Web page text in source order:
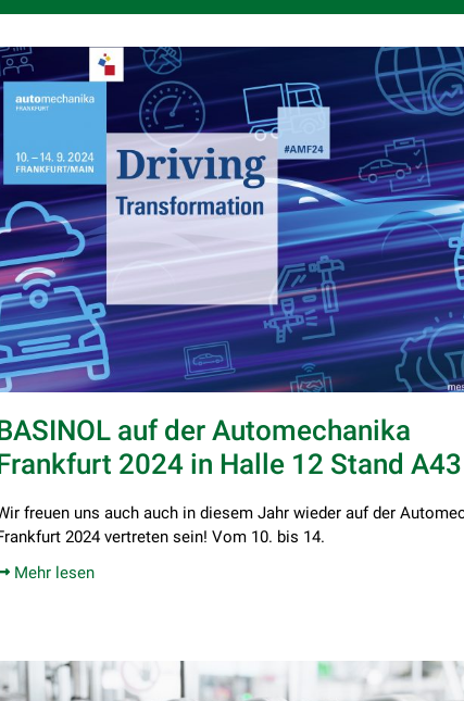
auf der Automechanika
2024 in Halle 12 Stand A43
freuen uns auch auch in diesem Jahr wieder auf der
2024 vertreten sein! Vom 10. bis 14.
Mehr lesen